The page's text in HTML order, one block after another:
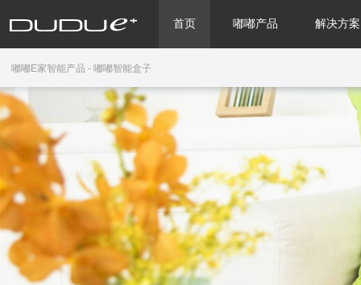
首页 嘟嘟产品 解决方案
嘟嘟E家智能产品 - 嘟嘟智能盒子